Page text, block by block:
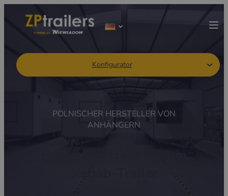
Konfigurator
POLNISCHER HERSTELLER VON
ANHÄNGERN